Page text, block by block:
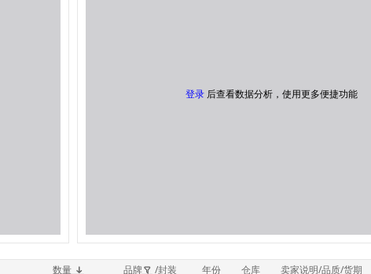
登录 后查看数据分析，使用更多便捷功能
数量 品牌 /封装 年份 仓库 卖家说明/品质/货期